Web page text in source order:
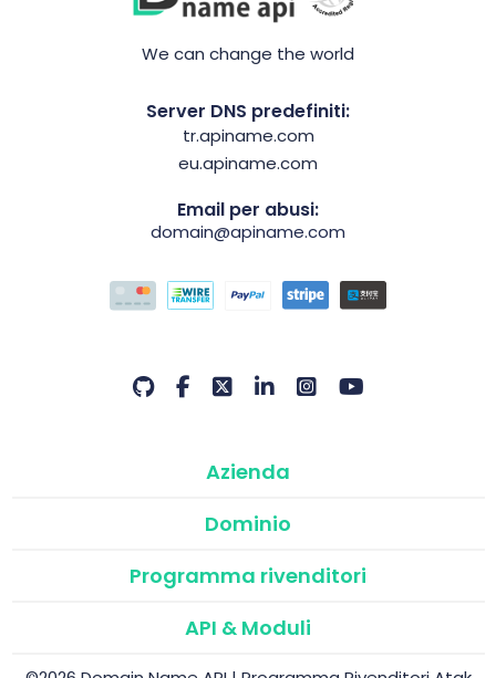
We can change the world
Server DNS predefiniti:
tr.apiname.com
eu.apiname.com
Email per abusi:
domain@apiname.com
Azienda
Dominio
Programma rivenditori
API & Moduli